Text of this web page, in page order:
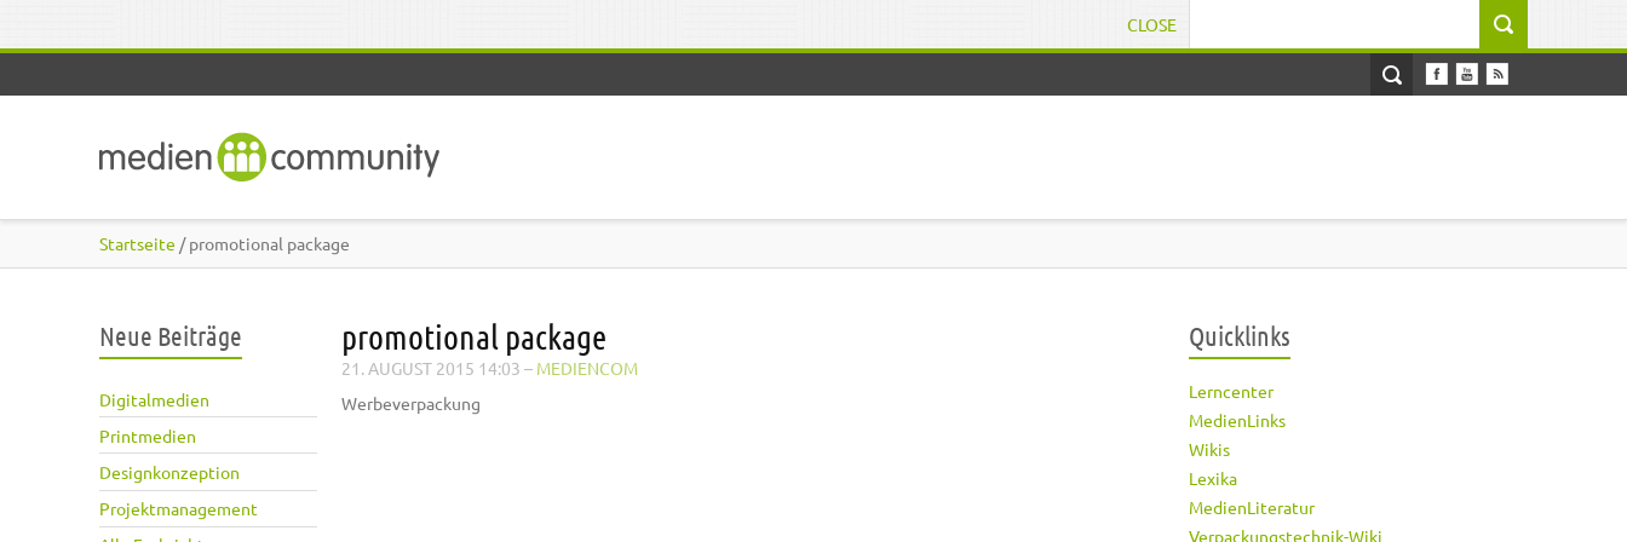
CLOSE
Startseite / promotional package
Neue Beiträge
Digitalmedien
Printmedien
Designkonzeption
Projektmanagement
promotional package
21. AUGUST 2015 14:03 – MEDIENCOM
Werbeverpackung
Quicklinks
Lerncenter
MedienLinks
Wikis
Lexika
MedienLiteratur
Verpackungstechnik-Wiki